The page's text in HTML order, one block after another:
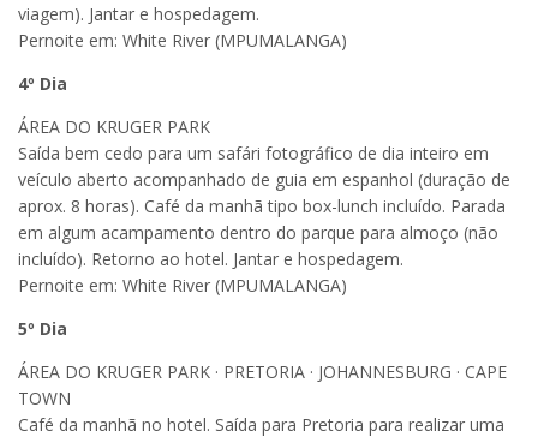
viagem). Jantar e hospedagem.
Pernoite em: White River (MPUMALANGA)
4º Dia
ÁREA DO KRUGER PARK
Saída bem cedo para um safári fotográfico de dia inteiro em
veículo aberto acompanhado de guia em espanhol (duração de
aprox. 8 horas). Café da manhã tipo box-lunch incluído. Parada
em algum acampamento dentro do parque para almoço (não
incluído). Retorno ao hotel. Jantar e hospedagem.
Pernoite em: White River (MPUMALANGA)
5º Dia
ÁREA DO KRUGER PARK · PRETORIA · JOHANNESBURG · CAPE
TOWN
Café da manhã no hotel. Saída para Pretoria para realizar uma